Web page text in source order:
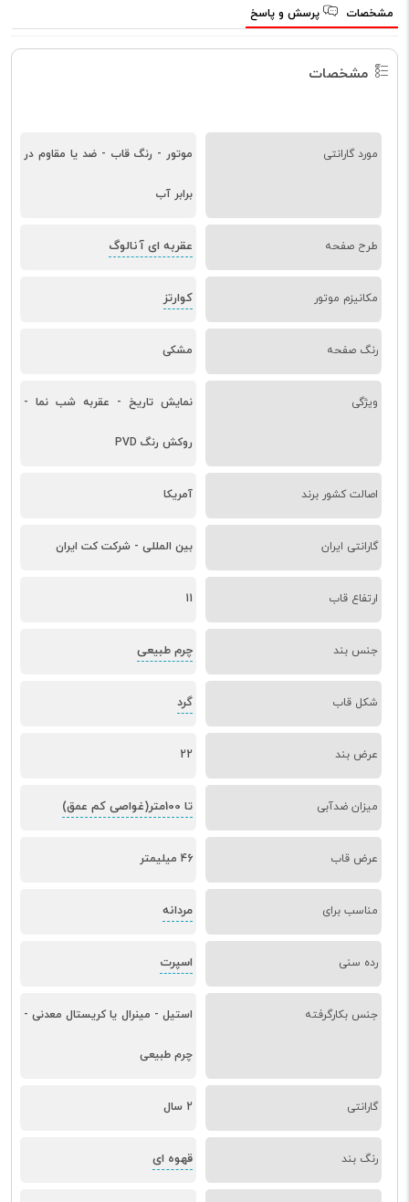
مشخصات پرسش و پاسخ
مشخصات
مورد گارانتی موتور - رنگ قاب - ضد یا مقاوم در
برابر آب
طرح صفحه عقربه ای آنالوگ
مکانیزم موتور کوارتز
رنگ صفحه مشکی
ویژگی نمایش تاریخ - عقربه شب نما -
روکش رنگ PVD
اصالت کشور برند آمریکا
گارانتی ایران بین المللی - شرکت کت ایران
ارتفاع قاب 11
جنس بند چرم طبیعی
شکل قاب گرد
عرض بند 22
میزان ضدآبی تا 100متر(غواصی کم عمق)
عرض قاب 46 میلیمتر
مناسب برای مردانه
رده سنی اسپرت
جنس بکارگرفته استیل - مینرال یا کریستال معدنی -
چرم طبیعی
گارانتی 2 سال
رنگ بند قهوه ای